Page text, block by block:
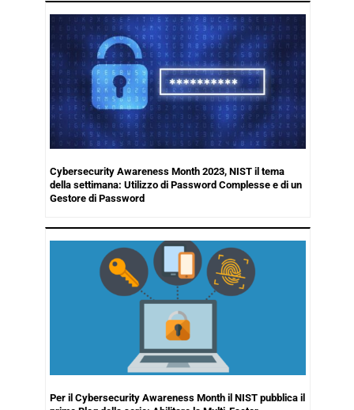
Cybersecurity Awareness Month 2023, NIST il tema
della settimana: Utilizzo di Password Complesse e di un
Gestore di Password
Per il Cybersecurity Awareness Month il NIST pubblica il